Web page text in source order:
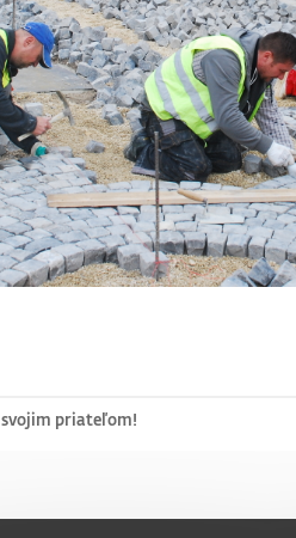
priateľom!